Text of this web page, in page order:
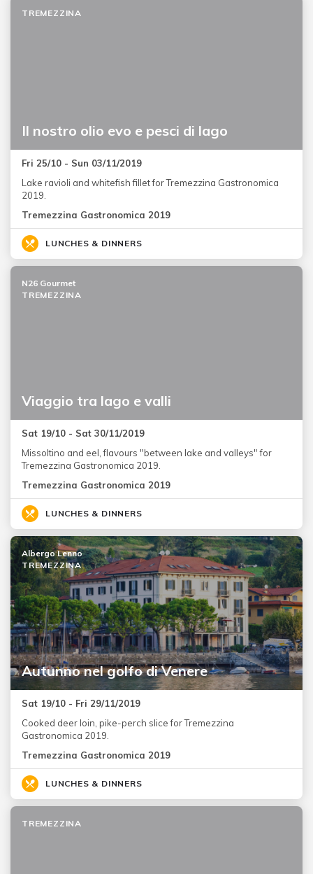
Il nostro olio evo e pesci di lago
TREMEZZINA
Fri 25/10 - Sun 03/11/2019
Lake ravioli and whitefish fillet for Tremezzina Gastronomica
2019.
Tremezzina Gastronomica 2019
LUNCHES & DINNERS
Viaggio tra lago e valli
N26 Gourmet
TREMEZZINA
Sat 19/10 - Sat 30/11/2019
Missoltino and eel, flavours "between lake and valleys" for
Tremezzina Gastronomica 2019.
Tremezzina Gastronomica 2019
LUNCHES & DINNERS
Autunno nel golfo di Venere
Albergo Lenno
TREMEZZINA
Sat 19/10 - Fri 29/11/2019
Cooked deer loin, pike-perch slice for Tremezzina
Gastronomica 2019.
Tremezzina Gastronomica 2019
LUNCHES & DINNERS
TREMEZZINA